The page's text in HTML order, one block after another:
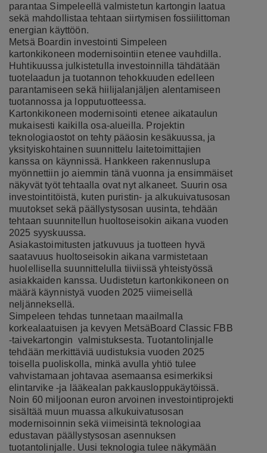
parantaa Simpeleellä valmistetun kartongin laatua
sekä mahdollistaa tehtaan siirtymisen fossiilittoman
energian käyttöön.
Metsä Boardin investointi Simpeleen
kartonkikoneen modernisointiin etenee vauhdilla.
Huhtikuussa julkistetulla investoinnilla tähdätään
tuotelaadun ja tuotannon tehokkuuden edelleen
parantamiseen sekä hiilijalanjäljen alentamiseen
tuotannossa ja lopputuotteessa.
Kartonkikoneen modernisointi etenee aikataulun
mukaisesti kaikilla osa-alueilla. Projektin
teknologiaostot on tehty pääosin kesäkuussa, ja
yksityiskohtainen suunnittelu laitetoimittajien
kanssa on käynnissä. Hankkeen rakennuslupa
myönnettiin jo aiemmin tänä vuonna ja ensimmäiset
näkyvät työt tehtaalla ovat nyt alkaneet. Suurin osa
investointitöistä, kuten puristin- ja alkukuivatusosan
muutokset sekä päällystysosan uusinta, tehdään
tehtaan suunnitellun huoltoseisokin aikana vuoden
2025 syyskuussa.
Asiakastoimitusten jatkuvuus ja tuotteen hyvä
saatavuus huoltoseisokin aikana varmistetaan
huolellisella suunnittelulla tiiviissä yhteistyössä
asiakkaiden kanssa. Uudistetun kartonkikoneen on
määrä käynnistyä vuoden 2025 viimeisellä
neljänneksellä.
Simpeleen tehdas tunnetaan maailmalla
korkealaatuisen ja kevyen MetsäBoard Classic FBB
-taivekartongin valmistuksesta. Tuotantolinjalle
tehdään merkittäviä uudistuksia vuoden 2025
toisella puoliskolla, minkä avulla yhtiö tulee
vahvistamaan johtavaa asemaansa esimerkiksi
elintarvike -ja lääkealan pakkausloppukäytöissä.
Noin 60 miljoonan euron arvoinen investointiprojekti
sisältää muun muassa alkukuivatusosan
modernisoinnin sekä viimeisintä teknologiaa
edustavan päällystysosan asennuksen
tuotantolinjalle. Uusi teknologia tulee näkymään